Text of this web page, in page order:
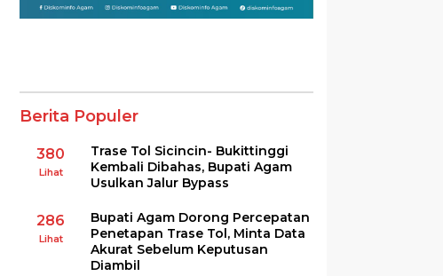
Berita Populer
380
Lihat
Trase Tol Sicincin- Bukittinggi
Kembali Dibahas, Bupati Agam
Usulkan Jalur Bypass
286
Lihat
Bupati Agam Dorong Percepatan
Penetapan Trase Tol, Minta Data
Akurat Sebelum Keputusan
Diambil